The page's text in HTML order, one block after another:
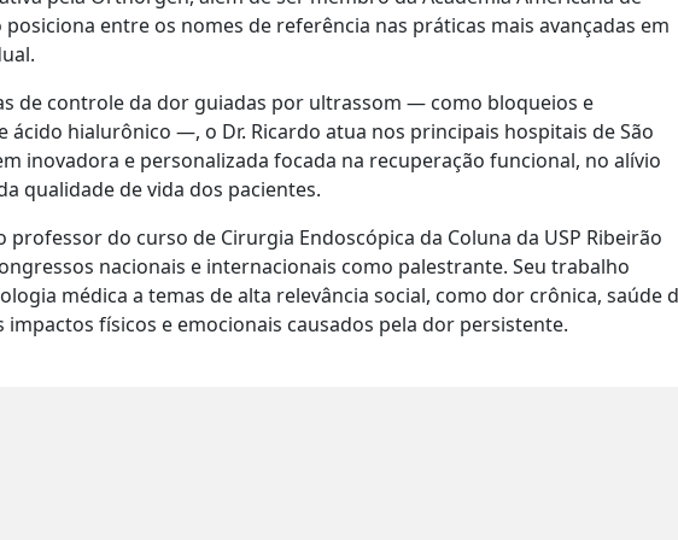
entre os nomes de referência nas práticas mais avançadas em
de controle da dor guiadas por ultrassom — como bloqueios e
ácido hialurônico —, o Dr. Ricardo atua nos principais hospitais de São
inovadora e personalizada focada na recuperação funcional, no alívio
qualidade de vida dos pacientes.
do curso de Cirurgia Endoscópica da Coluna da USP Ribeirão
nacionais e internacionais como palestrante. Seu trabalho
médica a temas de alta relevância social, como dor crônica, saúde
físicos e emocionais causados pela dor persistente.